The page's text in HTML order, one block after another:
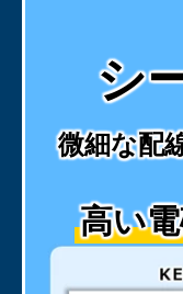
シ
微細な配
高い